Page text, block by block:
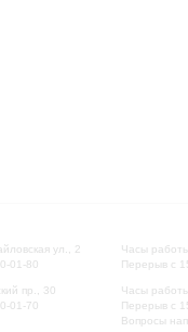
ул., 2
01-80
пр., 30
01-70
Часы
Перерыв с
Часы
Перерыв с
Вопросы